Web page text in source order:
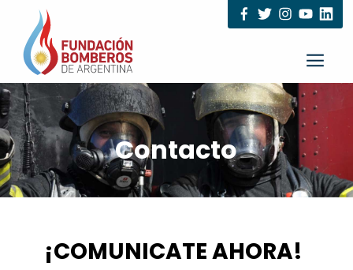
Contacto
¡COMUNICATE AHORA!